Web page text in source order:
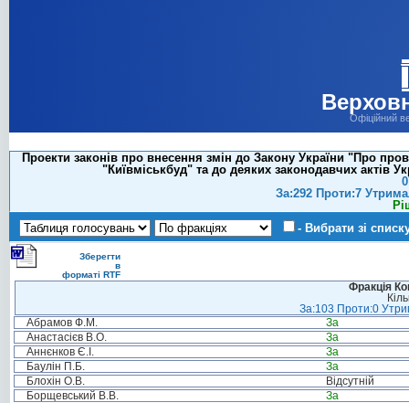
Офіційний
Проекти законів про внесення змін до Закону України "Про
"Київміськбуд" та до деяких законодавчих актів
За:292 Проти:7
- Вибрати зі
Зберегти
в
форматі RTF
Фракція
За:103 Проти:0
Абрамов Ф.М.
За
Анастасієв В.О.
За
Аннєнков Є.І.
За
Баулін П.Б.
За
Блохін О.В.
Відсутній
Борщевський В.В.
За